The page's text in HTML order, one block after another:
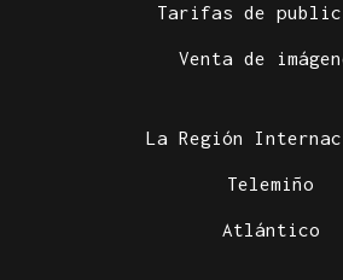
Tarifas de
Venta de
La Región
Telemiño
Atlántico